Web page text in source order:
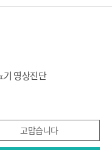
기 영상진단
고맙습니다